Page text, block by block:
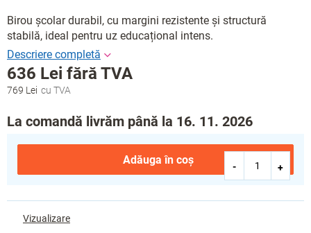
Birou școlar durabil, cu margini rezistente și structură
stabilă, ideal pentru uz educațional intens.
769 Lei
636 Lei fără TVA
Evaluare
La comandă livrăm până la 16. 11. 2026
Adăuga în coş
Vizualizare